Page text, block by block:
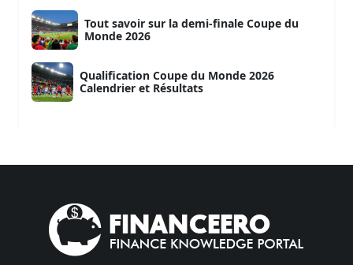
Tout savoir sur la demi-finale Coupe du
Monde 2026
Qualification Coupe du Monde 2026
Calendrier et Résultats